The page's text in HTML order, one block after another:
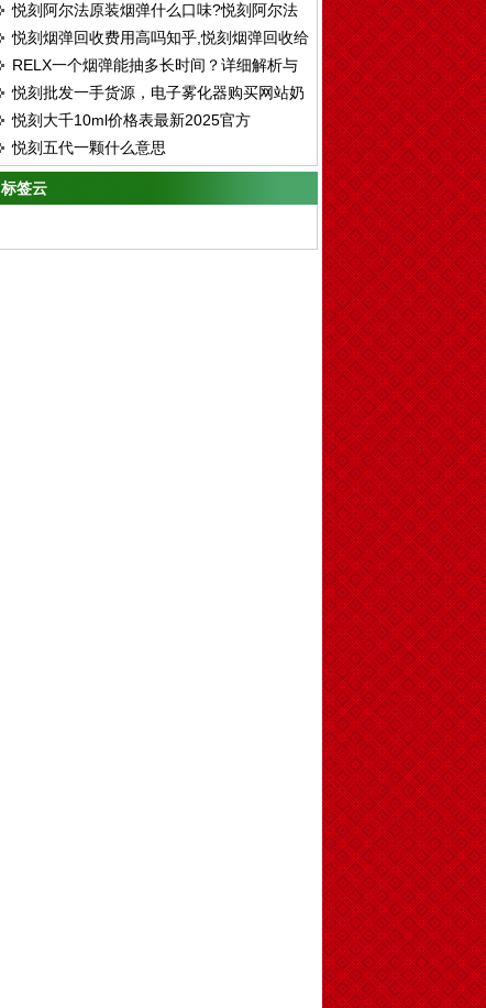
悦刻阿尔法原装烟弹什么口味?悦刻阿尔法
口味评测
悦刻烟弹回收费用高吗知乎,悦刻烟弹回收给
钱吗
RELX一个烟弹能抽多长时间？详细解析与
使用建议
悦刻批发一手货源，电子雾化器购买网站奶
茶杯
悦刻大千10ml价格表最新2025官方
悦刻五代一颗什么意思
标签云